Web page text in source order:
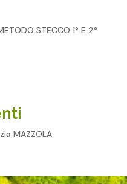
STECCO 1° E 2°
MAZZOLA